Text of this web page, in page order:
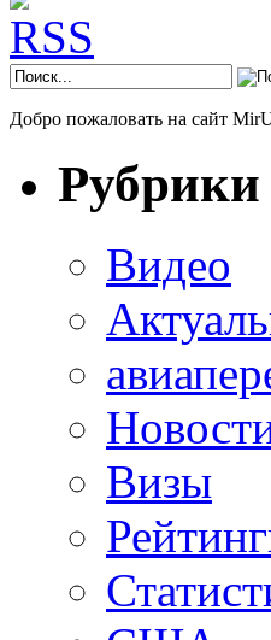
Добро пожаловать на сайт
Рубрики
Видео
Визы